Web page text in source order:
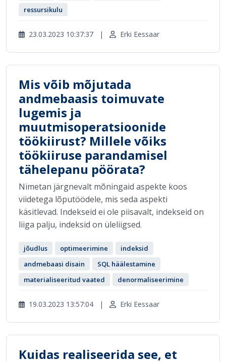
ressursikulu
23.03.2023 10:37:37 | Erki Eessaar
Mis võib mõjutada
andmebaasis toimuvate
lugemis ja
muutmisoperatsioonide
töökiirust? Millele võiks
töökiiruse parandamisel
tähelepanu pöörata?
Nimetan järgnevalt mõningaid aspekte koos
viidetega lõputöödele, mis seda aspekti
käsitlevad. Indekseid ei ole piisavalt, indekseid on
liiga palju, indeksid on üleliigsed.
jõudlus optimeerimine
indeksid
andmebaasi disain
SQL häälestamine
materialiseeritud vaated
denormaliseerimine
19.03.2023 13:57:04 | Erki Eessaar
Kuidas realiseerida see, et